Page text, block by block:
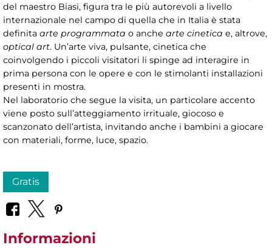
del maestro Biasi, figura tra le più autorevoli a livello
internazionale nel campo di quella che in Italia è stata
definita arte programmata o anche arte cinetica e, altrove,
optical art. Un’arte viva, pulsante, cinetica che
coinvolgendo i piccoli visitatori li spinge ad interagire in
prima persona con le opere e con le stimolanti installazioni
presenti in mostra.
Nel laboratorio che segue la visita, un particolare accento
viene posto sull’atteggiamento irrituale, giocoso e
scanzonato dell’artista, invitando anche i bambini a giocare
con materiali, forme, luce, spazio.
Gratis
Informazioni